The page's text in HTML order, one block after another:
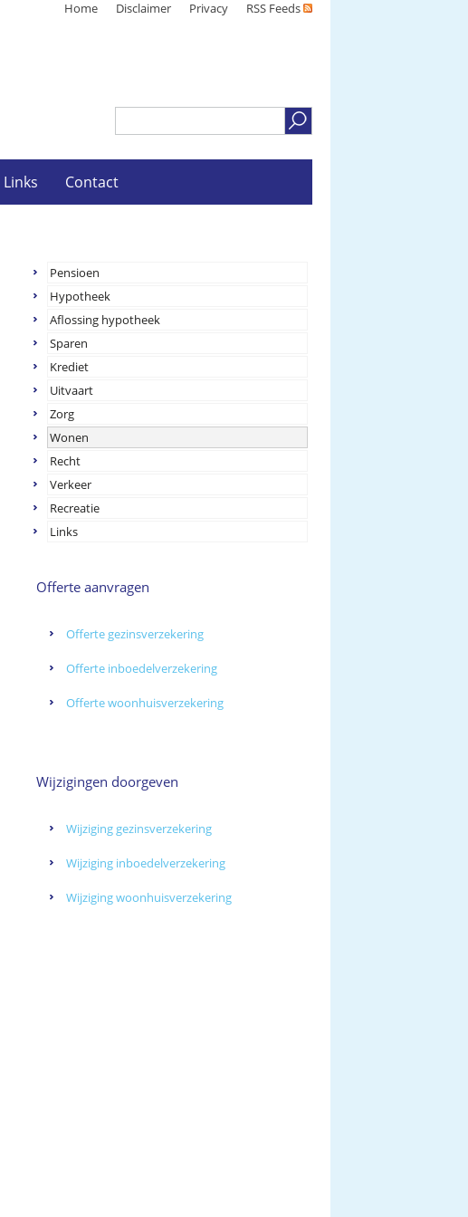
Home Disclaimer Privacy RSS Feeds
Pensioen
Hypotheek
Aflossing hypotheek
Sparen
Krediet
Uitvaart
Zorg
Wonen
Recht
Verkeer
Recreatie
Links
Offerte aanvragen
Offerte gezinsverzekering
Offerte inboedelverzekering
Offerte woonhuisverzekering
Wijzigingen doorgeven
Wijziging gezinsverzekering
Wijziging inboedelverzekering
Wijziging woonhuisverzekering
Links Contact